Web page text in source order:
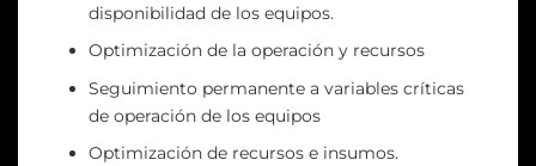
disponibilidad de los equipos.
Optimización de la operación y recursos
Seguimiento permanente a variables críticas
de operación de los equipos
Optimización de recursos e insumos.